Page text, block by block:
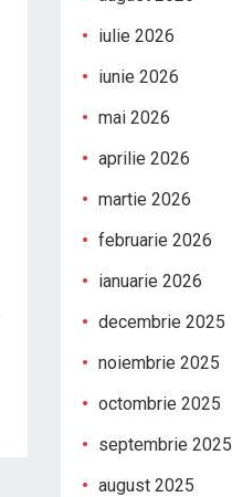
iulie 2026
iunie 2026
mai 2026
aprilie 2026
martie 2026
februarie 2026
ianuarie 2026
decembrie 2025
noiembrie 2025
octombrie 2025
septembrie 2025
august 2025